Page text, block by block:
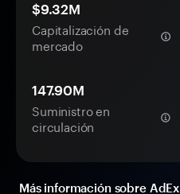
$9.32M
Capitalización de
mercado
147.90M
Suministro en
circulación
Más información sobre AdEx